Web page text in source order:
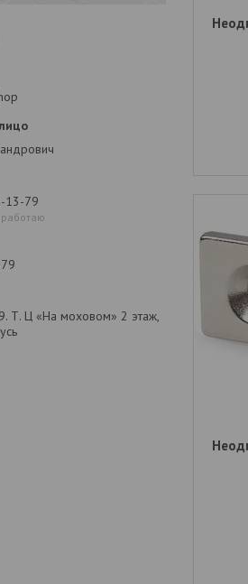
13-79
Т. Ц «На моховом» 2 этаж,